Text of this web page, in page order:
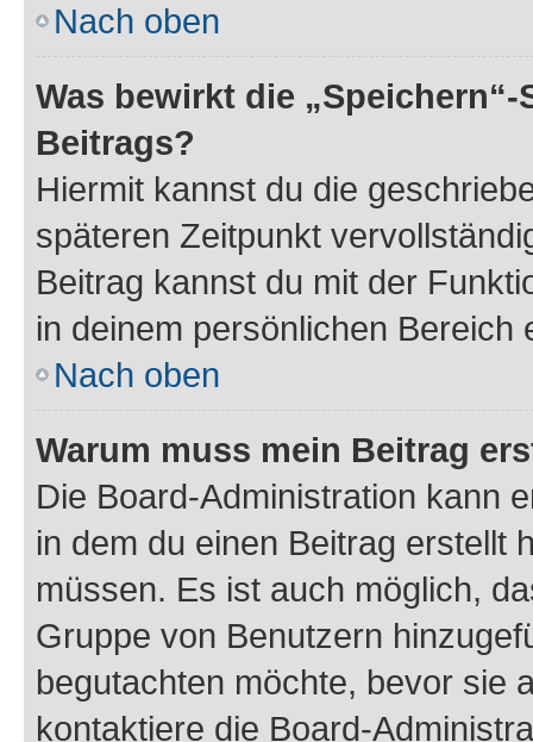
Nach oben
Was bewirkt die
Beitrags?
Hiermit kannst du die
späteren Zeitpunkt
Beitrag kannst du mit der
in deinem persönlichen Bereich
Nach oben
Warum muss mein Beitrag
Die Board-Administration kann
in dem du einen Beitrag erstellt
müssen. Es ist auch möglich,
Gruppe von Benutzern
begutachten möchte, bevor sie
kontaktiere die Board-